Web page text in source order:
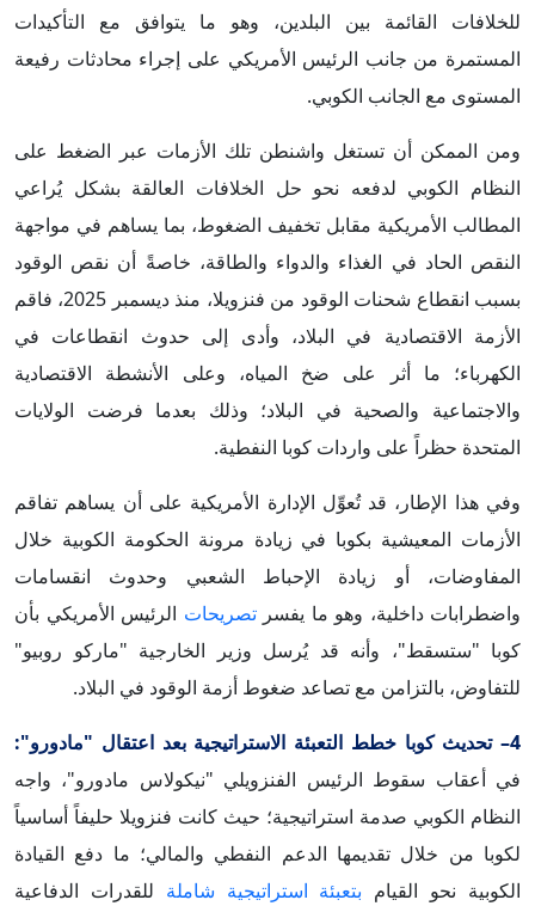
للخلافات القائمة بين البلدين، وهو ما يتوافق مع التأكيدات
المستمرة من جانب الرئيس الأمريكي على إجراء محادثات رفيعة
المستوى مع الجانب الكوبي.
ومن الممكن أن تستغل واشنطن تلك الأزمات عبر الضغط على
النظام الكوبي لدفعه نحو حل الخلافات العالقة بشكل يُراعي
المطالب الأمريكية مقابل تخفيف الضغوط، بما يساهم في مواجهة
النقص الحاد في الغذاء والدواء والطاقة، خاصةً أن نقص الوقود
بسبب انقطاع شحنات الوقود من فنزويلا، منذ ديسمبر 2025، فاقم
الأزمة الاقتصادية في البلاد، وأدى إلى حدوث انقطاعات في
الكهرباء؛ ما أثر على ضخ المياه، وعلى الأنشطة الاقتصادية
والاجتماعية والصحية في البلاد؛ وذلك بعدما فرضت الولايات
المتحدة حظراً على واردات كوبا النفطية.
وفي هذا الإطار، قد تُعوِّل الإدارة الأمريكية على أن يساهم تفاقم
الأزمات المعيشية بكوبا في زيادة مرونة الحكومة الكوبية خلال
المفاوضات، أو زيادة الإحباط الشعبي وحدوث انقسامات
واضطرابات داخلية، وهو ما يفسرتصريحات الرئيس الأمريكي بأن
كوبا "ستسقط"، وأنه قد يُرسل وزير الخارجية "ماركو روبيو"
للتفاوض، بالتزامن مع تصاعد ضغوط أزمة الوقود في البلاد.
4– تحديث كوبا خطط التعبئة الاستراتيجية بعد اعتقال "مادورو":
في أعقاب سقوط الرئيس الفنزويلي "نيكولاس مادورو"، واجه
النظام الكوبي صدمة استراتيجية؛ حيث كانت فنزويلا حليفاً أساسياً
لكوبا من خلال تقديمها الدعم النفطي والمالي؛ ما دفع القيادة
الكوبية نحو القيام بتعبئة استراتيجية شاملة للقدرات الدفاعية